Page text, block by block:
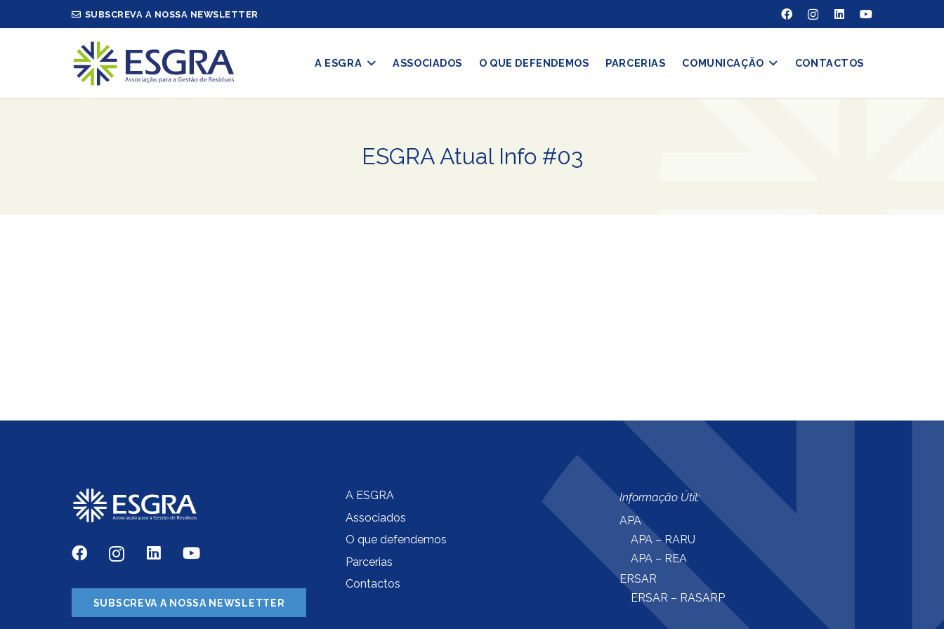
SUBSCREVA A NOSSA NEWSLETTER
A ESGRA ASSOCIADOS O QUE DEFENDEMOS PARCERIAS COMUNICAÇÃO CONTACTOS
ESGRA Atual Info #03
SUBSCREVA A NOSSA NEWSLETTER
A ESGRA
Associados
O que defendemos
Parcerias
Contactos
Informação Útil:
APA
APA – RARU
APA – REA
ERSAR
ERSAR – RASARP